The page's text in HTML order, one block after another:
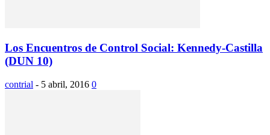
Los Encuentros de Control Social: Kennedy-Castilla
(DUN 10)
contrial - 5 abril, 2016 0